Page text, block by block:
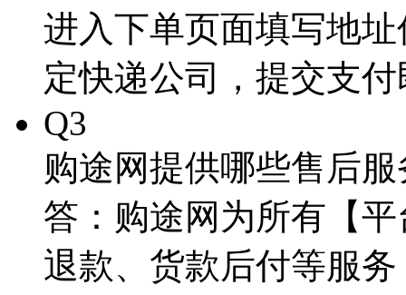
进入下单页面填写地
定快递公司，提交支
Q3
购途网提供哪些售后
答：购途网为所有【
退款、货款后付等服